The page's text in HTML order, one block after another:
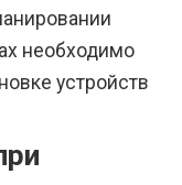
необходимо
устройств